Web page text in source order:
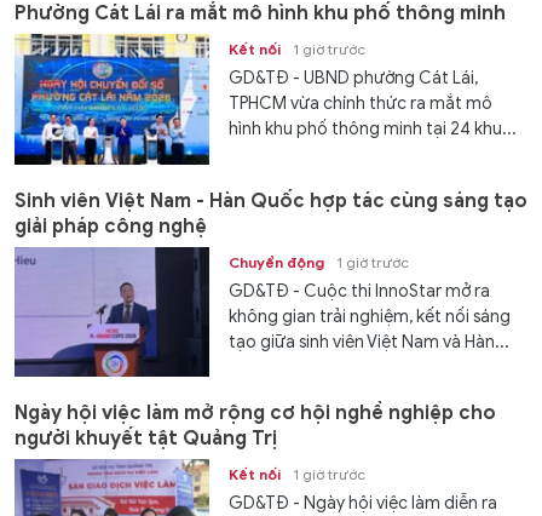
Phường Cát Lái ra mắt mô hình khu phố thông minh
Kết nối 1 giờ trước
GD&TĐ - UBND phường Cát Lái,
TPHCM vừa chính thức ra mắt mô
hình khu phố thông minh tại 24 khu...
Sinh viên Việt Nam - Hàn Quốc hợp tác cùng sáng tạo
giải pháp công nghệ
Chuyển động 1 giờ trước
GD&TĐ - Cuộc thi InnoStar mở ra
không gian trải nghiệm, kết nối sáng
tạo giữa sinh viên Việt Nam và Hàn...
Ngày hội việc làm mở rộng cơ hội nghề nghiệp cho
người khuyết tật Quảng Trị
Kết nối 1 giờ trước
GD&TĐ - Ngày hội việc làm diễn ra